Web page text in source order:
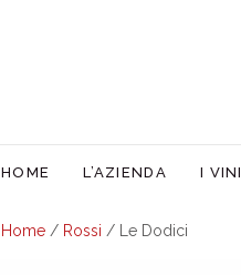
HOME L’AZIENDA I VINI
Home / Rossi / Le Dodici